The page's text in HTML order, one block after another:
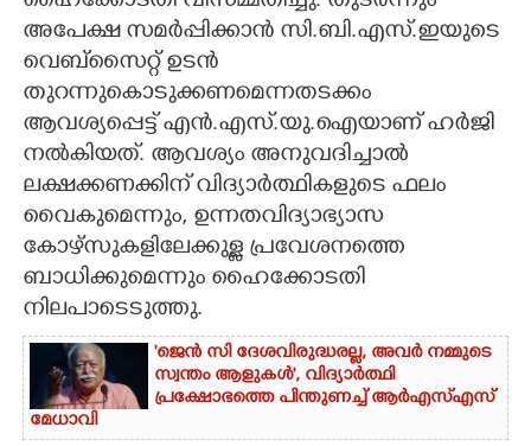
അപേക്ഷ സമർപ്പിക്കാൻ സി.ബി.എസ്.ഇയുടെ
വെബ്സൈറ്റ് ഉടൻ
തുറന്നുകൊടുക്കണമെന്നതടക്കം
ആവശ്യപ്പെട്ട് എൻ.എസ്.യു.ഐയാണ് ഹർജി
നൽകിയത്. ആവശ്യം അനുവദിച്ചാൽ
ലക്ഷക്കണക്കിന് വിദ്യാർത്ഥികളുടെ ഫലം
വൈകുമെന്നും, ഉന്നതവിദ്യാഭ്യാസ
കോഴ്സുകളിലേക്കുള്ള പ്രവേശനത്തെ
ബാധിക്കുമെന്നും ഹൈക്കോടതി
നിലപാടെടുത്തു.
'ജെൻ സി ദേശവിരുദ്ധരല്ല, അവർ നമ്മുടെ
സ്വന്തം ആളുകൾ', വിദ്യാർത്ഥി
പ്രക്ഷോഭത്തെ പിന്തുണച്ച് ആർഎസ്‌എസ്
മേധാവി